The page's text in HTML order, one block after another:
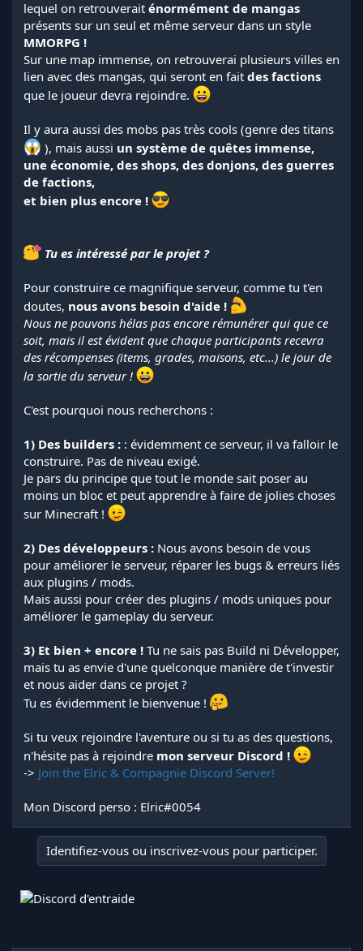
lequel on retrouverait énormément de mangas
présents sur un seul et même serveur dans un style
MMORPG !
Sur une map immense, on retrouverai plusieurs villes en
lien avec des mangas, qui seront en fait des factions
que le joueur devra rejoindre.
Il y aura aussi des mobs pas très cools (genre des titans
), mais aussi un système de quêtes immense,
une économie, des shops, des donjons, des guerres
de factions,
et bien plus encore !
Tu es intéressé par le projet ?
Pour construire ce magnifique serveur, comme tu t'en
doutes, nous avons besoin d'aide !
Nous ne pouvons hélas pas encore rémunérer qui que ce
soit, mais il est évident que chaque participants recevra
des récompenses (items, grades, maisons, etc...) le jour de
la sortie du serveur !
C'est pourquoi nous recherchons :
1) Des builders : : évidemment ce serveur, il va falloir le
construire. Pas de niveau exigé.
Je pars du principe que tout le monde sait poser au
moins un bloc et peut apprendre à faire de jolies choses
sur Minecraft !
2) Des développeurs : Nous avons besoin de vous
pour améliorer le serveur, réparer les bugs & erreurs liés
aux plugins / mods.
Mais aussi pour créer des plugins / mods uniques pour
améliorer le gameplay du serveur.
3) Et bien + encore ! Tu ne sais pas Build ni Développer,
mais tu as envie d'une quelconque manière de t'investir
et nous aider dans ce projet ?
Tu es évidemment le bienvenue !
Si tu veux rejoindre l'aventure ou si tu as des questions,
n'hésite pas à rejoindre mon serveur Discord !
-> Join the Elric & Compagnie Discord Server!
Mon Discord perso : Elric#0054
Identifiez-vous ou inscrivez-vous pour participer.